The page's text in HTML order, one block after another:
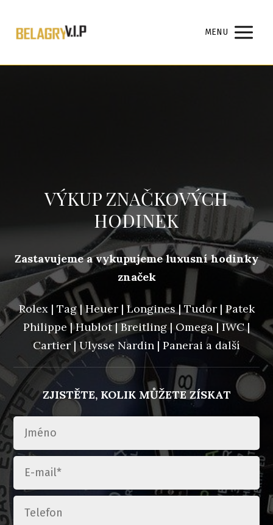
MENU
VÝKUP ZNAČKOVÝCH
HODINEK
Zastavujeme a vykupujeme luxusní hodinky
značek
Rolex | Tag | Heuer | Longines | Tudor | Patek
Philippe | Hublot | Breitling | Omega | IWC |
Cartier | Ulysse Nardin | Panerai a další
ZJISTĚTE, KOLIK MŮŽETE ZÍSKAT